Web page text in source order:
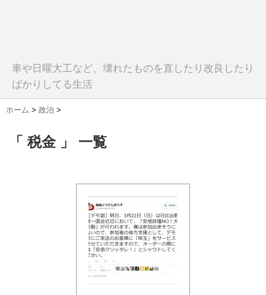
車や日曜大工など、壊れたものを直したり改良したり
ばかりしてる生活
ホーム > 政治 >
「 税金 」 一覧